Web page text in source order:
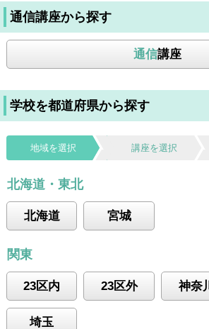
通信講座から探す
通信講座
学校を都道府県から探す
地域を選択 講座を選択
北海道・東北
北海道 宮城
関東
23区内 23区外 神奈川
埼玉